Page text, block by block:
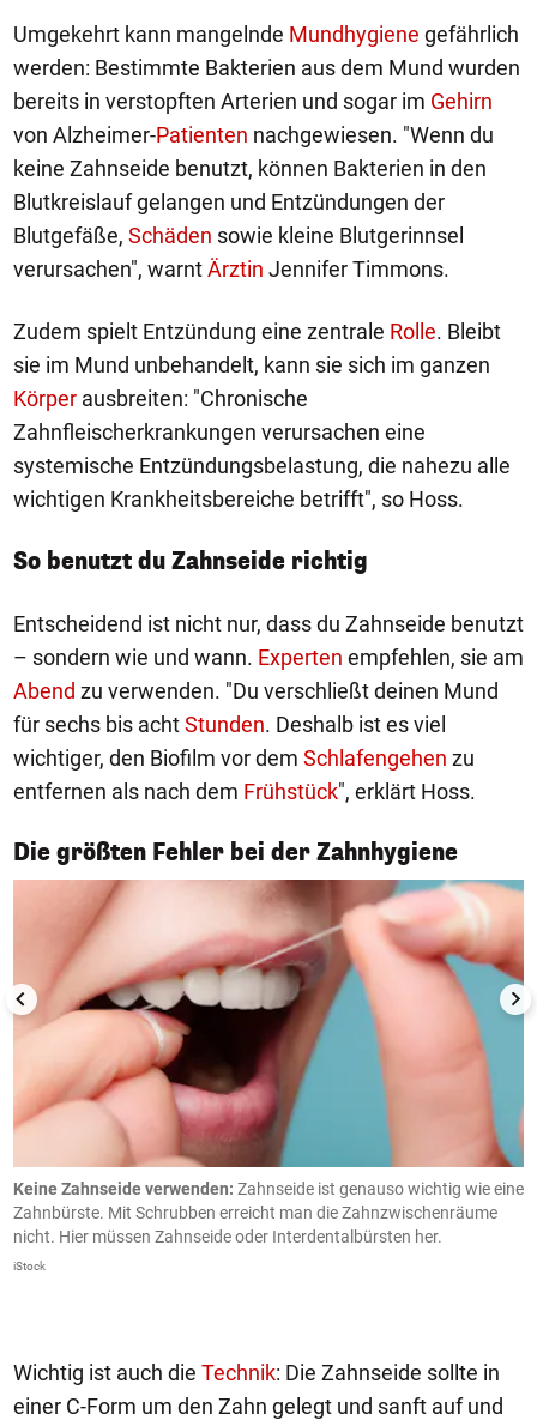
Umgekehrt kann mangelnde Mundhygiene gefährlich
werden: Bestimmte Bakterien aus dem Mund wurden
bereits in verstopften Arterien und sogar im Gehirn
von Alzheimer-Patienten nachgewiesen. "Wenn du
keine Zahnseide benutzt, können Bakterien in den
Blutkreislauf gelangen und Entzündungen der
Blutgefäße, Schäden sowie kleine Blutgerinnsel
verursachen", warntÄrztin Jennifer Timmons.
Zudem spielt Entzündung eine zentrale Rolle. Bleibt
sie im Mund unbehandelt, kann sie sich im ganzen
Körper ausbreiten: "Chronische
Zahnfleischerkrankungen verursachen eine
systemische Entzündungsbelastung, die nahezu alle
wichtigen Krankheitsbereiche betrifft", so Hoss.
So benutzt du Zahnseide richtig
Entscheidend ist nicht nur, dass du Zahnseide benutzt
– sondern wie und wann. Experten empfehlen, sie am
Abend zu verwenden. "Du verschließt deinen Mund
für sechs bis achtStunden. Deshalb ist es viel
wichtiger, den Biofilm vor dem Schlafengehen zu
entfernen als nach dem Frühstück", erklärt Hoss.
Die größten Fehler bei der Zahnhygiene
1/5
Keine Zahnseide verwenden: Zahnseide ist genauso wichtig wie eine
Zahnbürste. Mit Schrubben erreicht man die Zahnzwischenräume
nicht. Hier müssen Zahnseide oder Interdentalbürsten her.
iStock
Wichtig ist auch die Technik: Die Zahnseide sollte in
einer C-Form um den Zahn gelegt und sanft auf und